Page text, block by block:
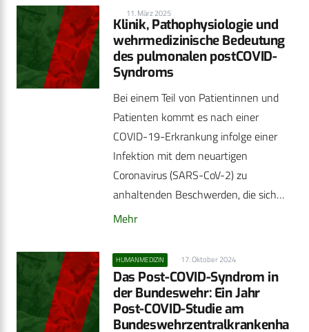
11. März 2025
Klinik, Pathophysiologie und
wehrmedizinische Bedeutung
des pulmonalen postCOVID-
Syndroms
Bei einem Teil von Patientinnen und
Patienten kommt es nach einer
COVID-19-Erkrankung infolge einer
Infektion mit dem neuartigen
Coronavirus (SARS-CoV-2) zu
anhaltenden Beschwerden, die sich…
Mehr
HUMANMEDIZIN 17. Oktober 2024
Das Post-COVID-Syndrom in
der Bundeswehr: Ein Jahr
Post-COVID-Studie am
Bundeswehrzentralkrankenha